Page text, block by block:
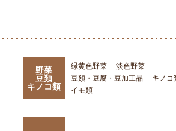
野菜
豆類
キノコ類
緑黄色野菜
淡色野菜
豆類・豆腐・豆加工品
キノコ
イモ類